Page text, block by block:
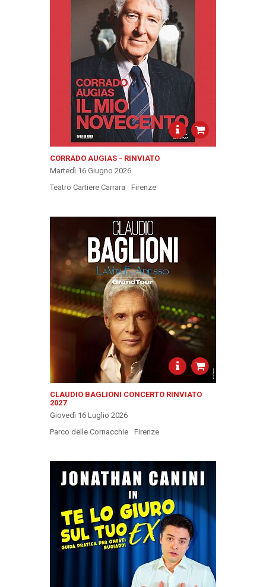
CORRADO AUGIAS - RINVIATO
Martedì 16 Giugno 2026
Teatro Cartiere Carrara
Firenze
CLAUDIO BAGLIONI CONCERTO RINVIATO
2027
Giovedì 16 Luglio 2026
Parco delle Cornacchie
Firenze